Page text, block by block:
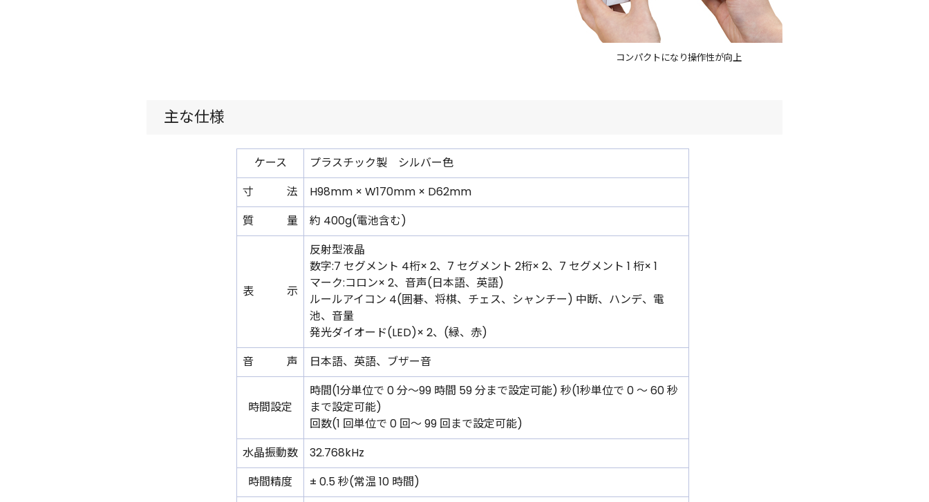
コンパクトになり操作性が向上
主な仕様
ケース
プラスチック製 シルバー色
寸 法
H98mm × W170mm × D62mm
質 量
約 400g(電池含む)
表 示
反射型液晶
数字:7 セグメント 4桁× 2、7 セグメント 2桁× 2、7 セグメント 1 桁× 1
マーク:コロン× 2、音声(日本語、英語)
ルールアイコン 4(囲碁、将棋、チェス、シャンチー) 中断、ハンデ、電
池、音量
発光ダイオード(LED)× 2、(緑、赤)
音 声
日本語、英語、ブザー音
時間設定
時間(1分単位で 0 分〜99 時間 59 分まで設定可能) 秒(1秒単位で 0 〜 60 秒
まで設定可能)
回数(1 回単位で 0 回〜 99 回まで設定可能)
水晶振動数
32.768kHz
時間精度
± 0.5 秒(常温 10 時間)